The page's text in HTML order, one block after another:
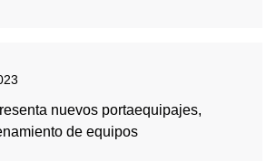
nuevos portaequipajes,
de equipos